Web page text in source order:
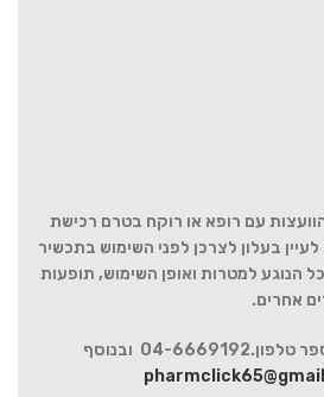
עם רופא או רוקח בטרם רכישת
בעלון לצרכן לפני השימוש בתכשיר
הנוגע למטרות ואופן השימוש, תופעות
אחרים.
להתייעצות עם רוקח פנה למספר טלפון.04-6669192 ובנוסף